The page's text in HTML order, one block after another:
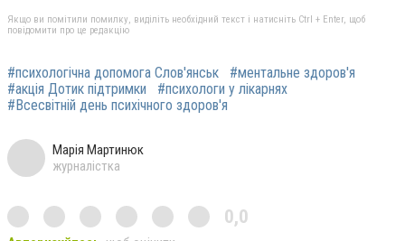
Якщо ви помітили помилку, виділіть необхідний текст і натисніть Ctrl + Enter, щоб
повідомити про це редакцію
#психологічна допомога Слов'янськ
#ментальне здоров'я
#акція Дотик підтримки
#психологи у лікарнях
#Всесвітній день психічного здоров'я
Марія Мартинюк
журналістка
0,0